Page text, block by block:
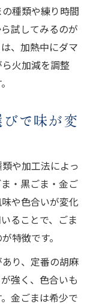
種類や練り時間
試してみるのが
、加熱中にダマ
火加減を調整
で味が変
や加工法によっ
・黒ごま・金ご
や色合いが変化
ることで、ごま
特徴です。
り、定番の胡麻
強く、色合いも
金ごまは希少で